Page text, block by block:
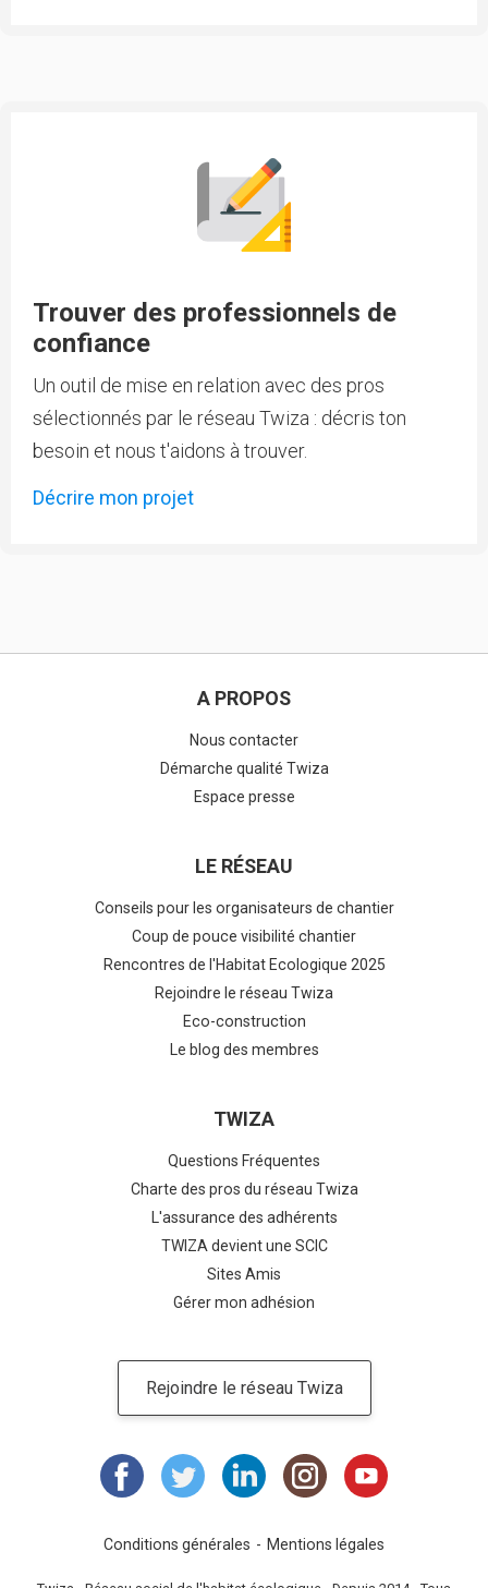
Trouver des professionnels de
confiance
Un outil de mise en relation avec des pros
sélectionnés par le réseau Twiza : décris ton
besoin et nous t'aidons à trouver.
Décrire mon projet
A PROPOS
Nous contacter
Démarche qualité Twiza
Espace presse
LE RÉSEAU
Conseils pour les organisateurs de chantier
Coup de pouce visibilité chantier
Rencontres de l'Habitat Ecologique 2025
Rejoindre le réseau Twiza
Eco-construction
Le blog des membres
TWIZA
Questions Fréquentes
Charte des pros du réseau Twiza
L'assurance des adhérents
TWIZA devient une SCIC
Sites Amis
Gérer mon adhésion
Rejoindre le réseau Twiza
Conditions générales Mentions légales